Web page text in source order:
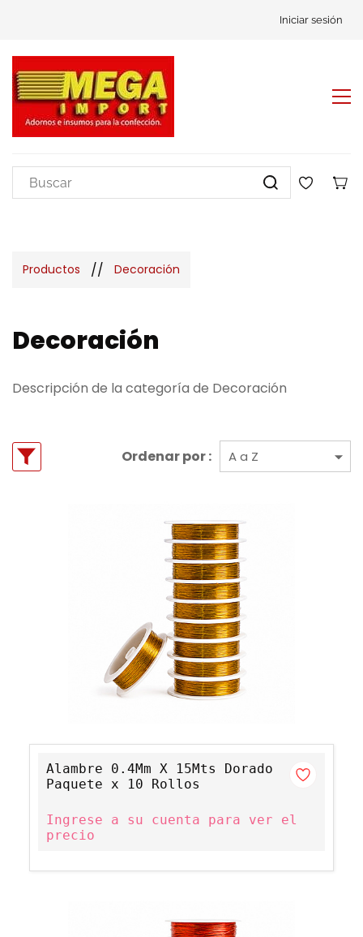
Iniciar sesión
Productos // Decoración
Decoración
Descripción de la categoría de Decoración
Ordenar por :
Alambre 0.4Mm X 15Mts Dorado
Paquete x 10 Rollos
Ingrese a su cuenta para ver el
precio